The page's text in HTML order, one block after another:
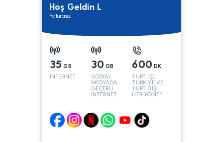
Hoş Geldin L
Faturasız
35 GB
İNTERNET
30 GB
SOSYAL
MEDYADA
GEÇERLİ
İNTERNET
600 DK
YURT İÇİ,
TÜRKİYE VE
YURT DIŞI
HER YÖNE*